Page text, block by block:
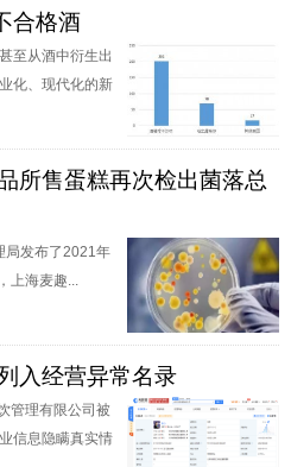
合格酒
至从酒中衍生出
化、现代化的新
所售蛋糕再次检出菌落总
局发布了2021年
上海麦趣...
入经营异常名录
管理有限公司被
信息隐瞒真实情